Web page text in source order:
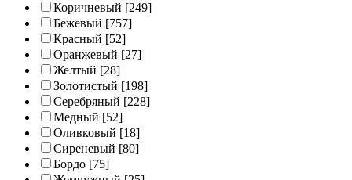
Коричневый [249]
Бежевый [757]
Красный [52]
Оранжевый [27]
Желтый [28]
Золотистый [198]
Серебряный [228]
Медный [52]
Оливковый [18]
Сиреневый [80]
Бордо [75]